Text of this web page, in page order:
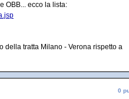
OBB... ecco la lista:
della tratta Milano - Verona rispetto a
0